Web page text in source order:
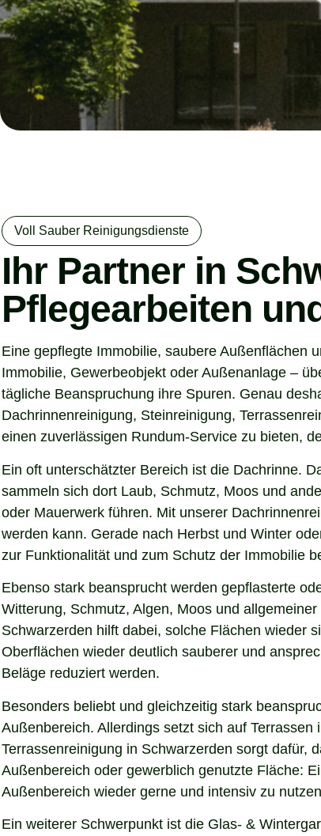
Voll Sauber Reinigungsdienste
Ihr Partner in
Pflegearbeiten
Eine gepflegte Immobilie, saubere Außenflächen
Immobilie, Gewerbeobjekt oder Außenanlage –
tägliche Beanspruchung ihre Spuren. Genau
Dachrinnenreinigung, Steinreinigung,
einen zuverlässigen Rundum-Service zu bieten,
Ein oft unterschätzter Bereich ist die Dachrinne.
sammeln sich dort Laub, Schmutz, Moos und
oder Mauerwerk führen. Mit unserer
werden kann. Gerade nach Herbst und Winter
zur Funktionalität und zum Schutz der Immobilie
Ebenso stark beansprucht werden gepflasterte
Witterung, Schmutz, Algen, Moos und
Schwarzerden hilft dabei, solche Flächen wieder
Oberflächen wieder deutlich sauberer und
Beläge reduziert werden.
Besonders beliebt und gleichzeitig stark
Außenbereich. Allerdings setzt sich auf
Terrassenreinigung in Schwarzerden sorgt dafür,
Außenbereich oder gewerblich genutzte Fläche:
Außenbereich wieder gerne und intensiv zu
Ein weiterer Schwerpunkt ist die Glas- &